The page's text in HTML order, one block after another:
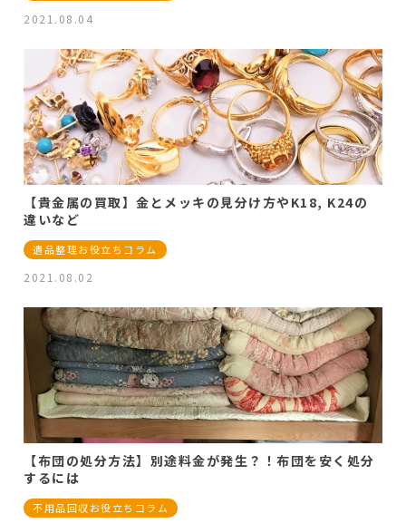
2021.08.04
【貴金属の買取】金とメッキの見分け方やK18, K24の
違いなど
遺品整理お役立ちコラム
2021.08.02
【布団の処分方法】別途料金が発生？！布団を安く処分
するには
不用品回収お役立ちコラム